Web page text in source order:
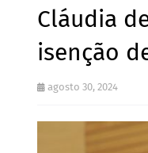
Cláudia
isenção
agosto 30, 2024